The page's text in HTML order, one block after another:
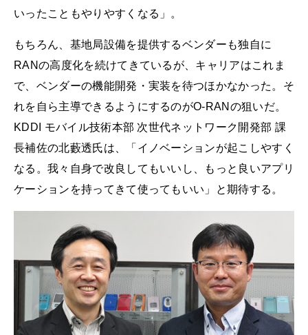
いったこともやりやすくなる」。
もちろん、基地局設備を提供するベンダーも独自に
RANの高度化を続けてきているが、キャリアはこれま
で、ベンダーの機能開発・実装を待つほかなかった。そ
れを自ら主導できるようにするのがO-RANの狙いだ。
KDDI モバイル技術本部 次世代ネットワーク開発部 課
長補佐の北藪透氏は、「イノベーションが起こしやすく
なる。我々自身で改良してもいいし、もっと良いアプリ
ケーションを持ってきて使ってもいい」と期待する。